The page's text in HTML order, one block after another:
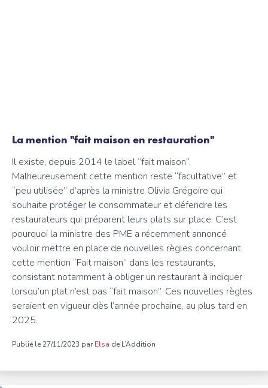
La mention "fait maison en restauration"
Il existe, depuis 2014 le label “fait maison”.
Malheureusement cette mention reste “facultative” et
“peu utilisée” d’après la ministre Olivia Grégoire qui
souhaite protéger le consommateur et défendre les
restaurateurs qui préparent leurs plats sur place. C’est
pourquoi la ministre des PME a récemment annoncé
vouloir mettre en place de nouvelles règles concernant
cette mention “Fait maison” dans les restaurants,
consistant notamment à obliger un restaurant à indiquer
lorsqu’un plat n’est pas “fait maison”. Ces nouvelles règles
seraient en vigueur dès l’année prochaine, au plus tard en
2025.
Publié le 27/11/2023 parElsa de L’Addition